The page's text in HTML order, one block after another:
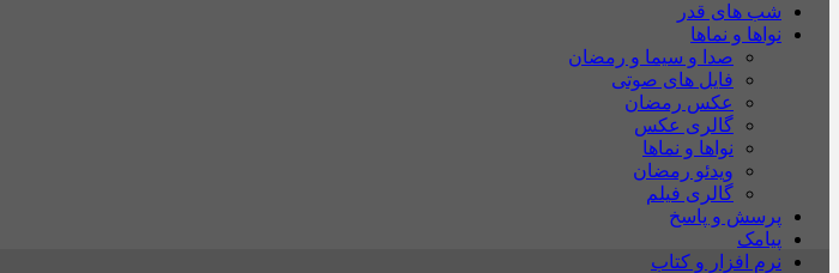
شب های قدر
نواها و نماها
صدا و سیما و رمضان
فایل های صوتی
عکس رمضان
گالری عکس
نواها و نماها
ویدئو رمضان
گالری فیلم
پرسش و پاسخ
پیامک
نرم افزار و کتاب